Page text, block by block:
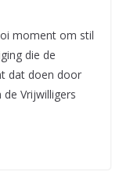
moment om stil
die de
dat doen door
Vrijwilligers